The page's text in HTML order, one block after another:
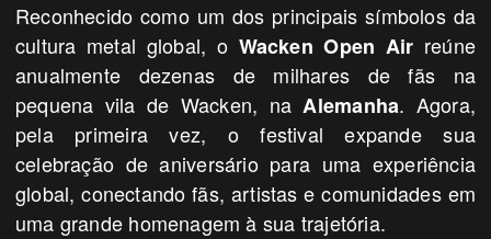
Reconhecido como um dos principais símbolos da
cultura metal global, o Wacken Open Air reúne
anualmente dezenas de milhares de fãs na
pequena vila de Wacken, naAlemanha. Agora,
pela primeira vez, o festival expande sua
celebração de aniversário para uma experiência
global, conectando fãs, artistas e comunidades em
uma grande homenagem à sua trajetória.